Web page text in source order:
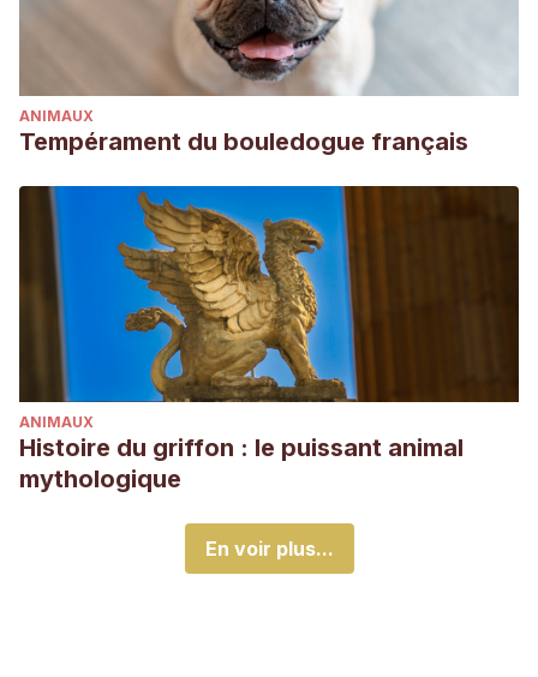
ANIMAUX
Tempérament du bouledogue français
ANIMAUX
Histoire du griffon : le puissant animal
mythologique
En voir plus...